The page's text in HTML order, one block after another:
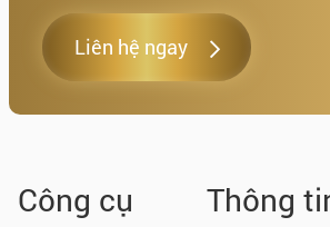
Liên hệ ngay
Công cụ Thông